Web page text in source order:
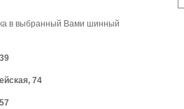
в выбранный Вами шинный
74